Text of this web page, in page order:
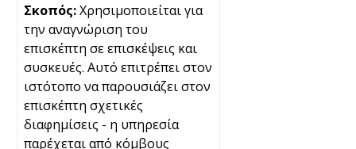
Χρησιμοποιείται για
την αναγνώριση του
επισκέπτη σε επισκέψεις και
συσκευές. Αυτό επιτρέπει στον
ιστότοπο να παρουσιάζει στον
επισκέπτη σχετικές
διαφημίσεις - η υπηρεσία
παρέχεται από κόμβους